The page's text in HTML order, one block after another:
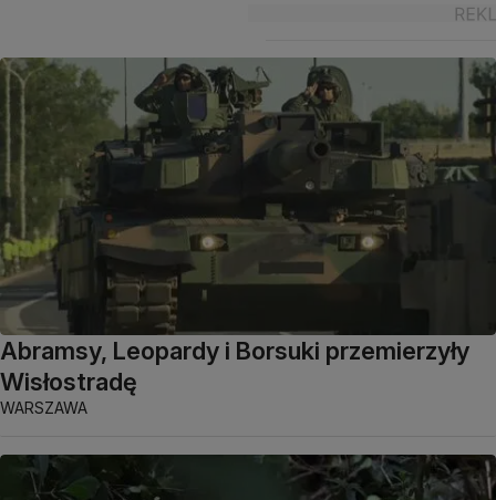
Abramsy, Leopardy i Borsuki przemierzyły
Wisłostradę
WARSZAWA